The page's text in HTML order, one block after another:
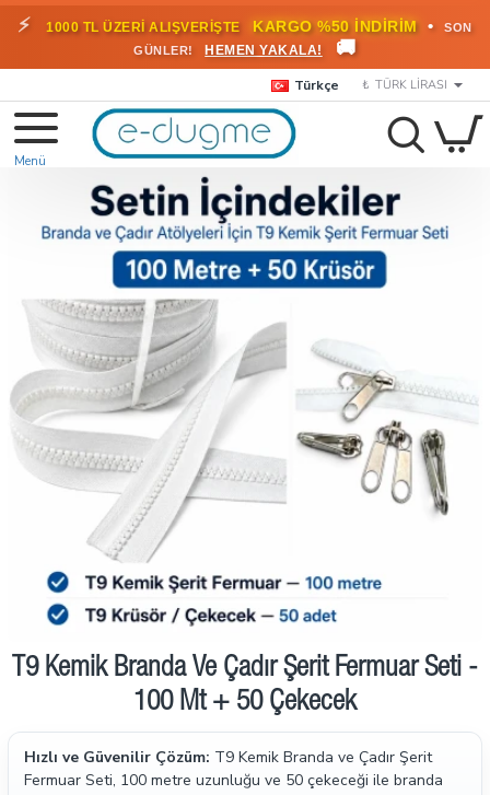
⚡ 1000 TL ÜZERİ ALIŞVERİŞTE KARGO %50 İNDİRİM •
SON
GÜNLER!
HEMEN YAKALA! 🚚
Türkçe ₺ TÜRK LIRASI
İndirimde
T9 Kemik Branda Ve Çadır Şerit Fermuar Seti -
100 Mt + 50 Çekecek
Hızlı ve Güvenilir Çözüm: T9 Kemik Branda ve Çadır Şerit
Fermuar Seti, 100 metre uzunluğu ve 50 çekeceği ile branda